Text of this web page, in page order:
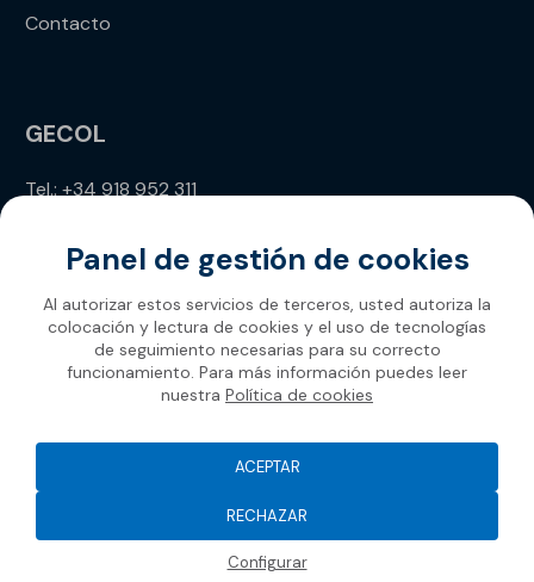
Contacto
GECOL
Tel.: +34 918 952 311
Gecol 2026
Panel de gestión de cookies
Al autorizar estos servicios de terceros, usted autoriza la
colocación y lectura de cookies y el uso de tecnologías
de seguimiento necesarias para su correcto
funcionamiento. Para más información puedes leer
nuestra Política de cookies
RECHAZAR
Configurar
ACEPTAR